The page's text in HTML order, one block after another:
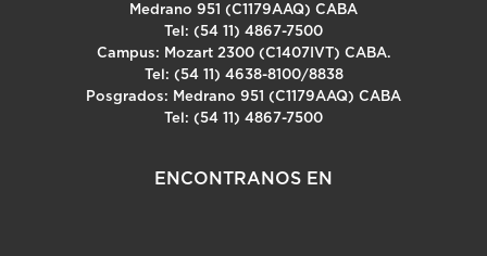
Medrano 951 (C1179AAQ) CABA
Tel: (54 11) 4867-7500
Campus: Mozart 2300 (C1407IVT) CABA.
Tel: (54 11) 4638-8100/8838
Posgrados: Medrano 951 (C1179AAQ) CABA
Tel: (54 11) 4867-7500
ENCONTRANOS EN